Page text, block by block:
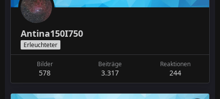
Antina150I750
Erleuchteter
Bilder
578
Beiträge
3.317
Reaktionen
244